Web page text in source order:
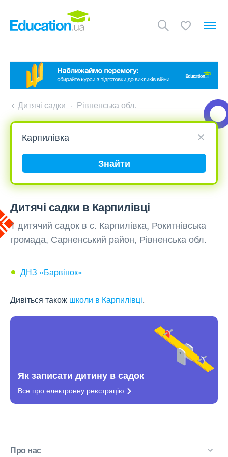
Дитячі садки Рівненська обл.
Знайти
Дитячі садки в Карпилівці
1 дитячий садок в с. Карпилівка, Рокитнівська
громада, Сарненський район, Рівненська обл.
ДНЗ «Барвінок»
Дивіться також школи в Карпилівці.
Як записати дитину в садок
Все про електронну реєстрацію
Про нас